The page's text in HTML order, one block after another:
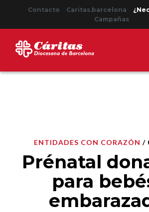
Contacto Caritas.barcelona
Campañas
ENTIDADES CON CORAZÓN /
Prénatal
para